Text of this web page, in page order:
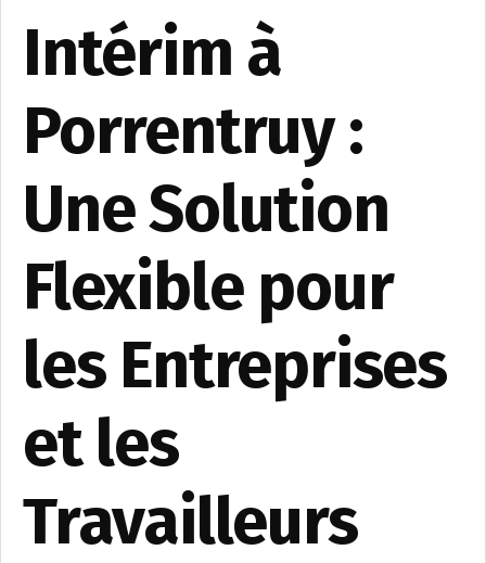
Intérim à
Porrentruy :
Une Solution
Flexible pour
les Entreprises
et les
Travailleurs